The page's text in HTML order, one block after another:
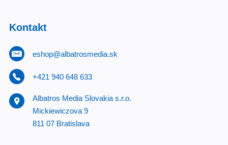
Kontakt
eshop@albatrosmedia.sk
+421 940 648 633
Albatros Media Slovakia s.r.o.
Mickiewiczova 9
811 07 Bratislava